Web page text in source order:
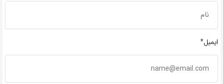
ایمیل*